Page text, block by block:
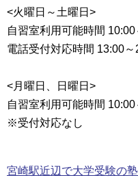
<火曜日～土曜日>
自習室利用可能時間
電話受付対応時間 13:00～
<月曜日、日曜日>
自習室利用可能時間
※受付対応なし
宮崎駅近辺で大学受験の